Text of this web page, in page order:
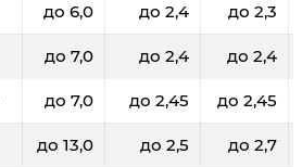
до 6,0 до 2,4 до 2,3
до 7,0 до 2,4 до 2,4
до 7,0 до 2,45 до 2,45
до 13,0 до 2,5 до 2,7